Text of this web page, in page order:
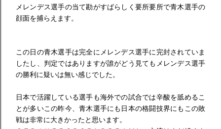
メレンデス選手の当て勘がすばらしく要所要所で青木選手の
顔面を捕らえます。
この日の青木選手は完全にメレンデス選手に完封されていま
したし、判定ではありますが誰がどう見てもメレンデス選手
の勝利に疑いは無い感じでした。
日本で活躍している選手も海外での試合では辛酸を舐めるこ
とが多いこの昨今、青木選手にも日本の格闘技界にもこの敗
戦は非常に大きかったと思います。